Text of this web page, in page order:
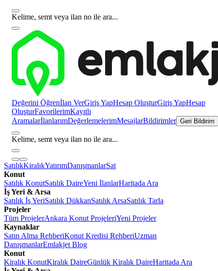
Kelime, semt veya ilan no ile ara...
Değerini Öğrenİlan VerGiriş YapHesap OluşturGiriş YapHesap
OluşturFavorilerimKayıtlı
AramalarİlanlarımDeğerlemelerimMesajlarBildirimler Geri Bildirim
Kelime, semt veya ilan no ile ara...
SatılıkKiralıkYatırımDanışmanlarSat
Konut
Satılık KonutSatılık DaireYeni İlanlarHaritada Ara
İş Yeri & Arsa
Satılık İş YeriSatılık DükkanSatılık ArsaSatılık Tarla
Projeler
Tüm ProjelerAnkara Konut ProjeleriYeni Projeler
Kaynaklar
Satın Alma RehberiKonut Kredisi RehberiUzman
DanışmanlarEmlakjet Blog
Konut
Kiralık KonutKiralık DaireGünlük Kiralık DaireHaritada Ara